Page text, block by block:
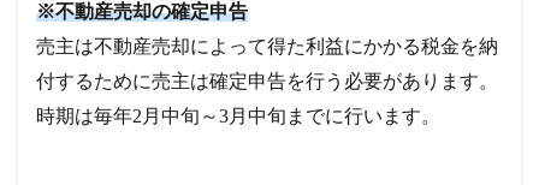
※不動産売却の確定申告
売主は不動産売却によって得た利益にかかる税金を納
付するために売主は確定申告を行う必要があります。
時期は毎年2月中旬～3月中旬までに行います。